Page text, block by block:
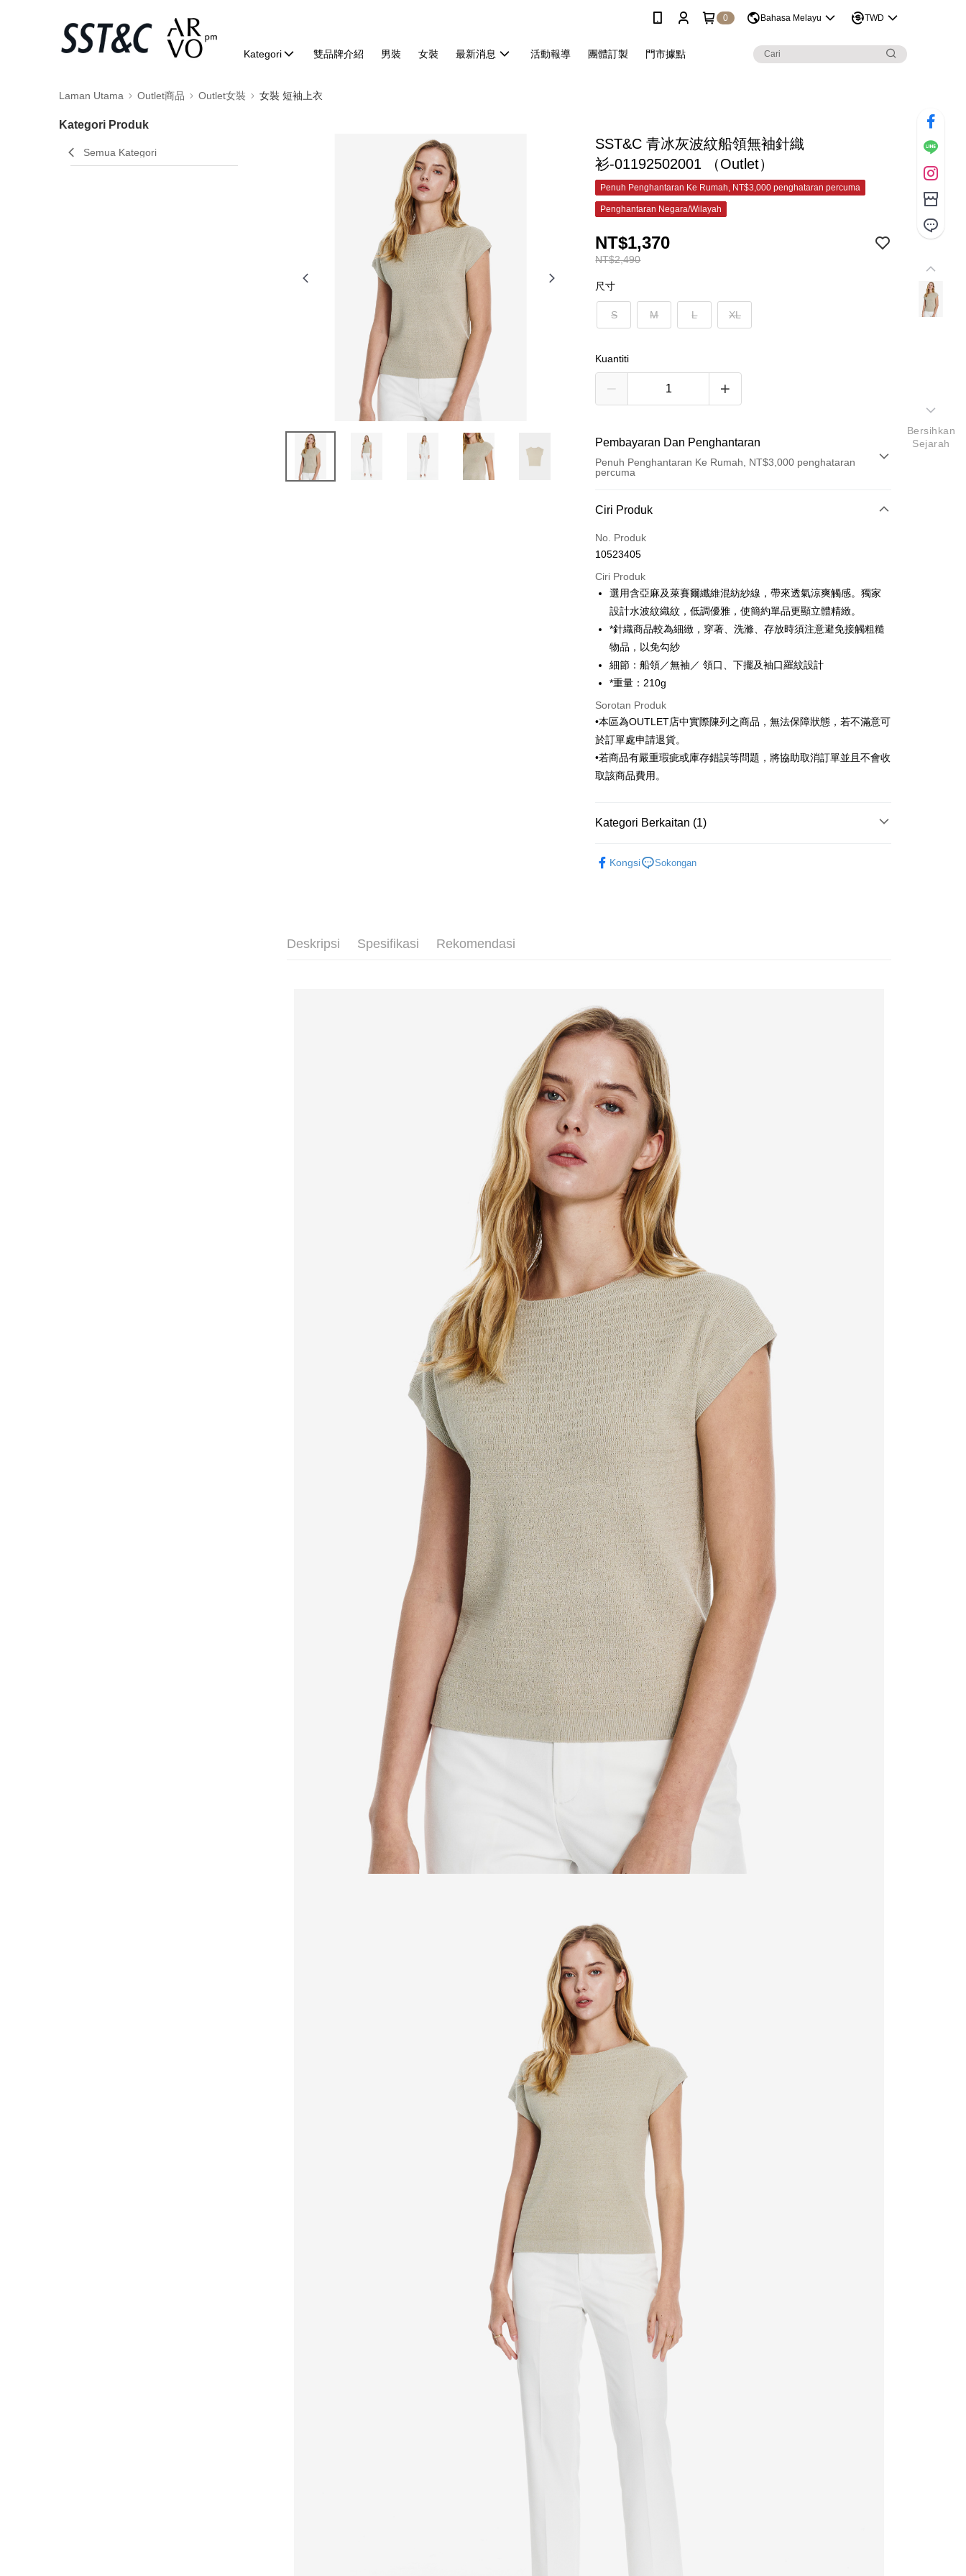
0 Bahasa Melayu TWD
Kategori 雙品牌介紹 男裝 女裝 最新消息 活動報導 團體訂製 門市據點
Laman Utama Outlet商品 Outlet女裝 女裝 短袖上衣
Kategori Produk
Semua Kategori
SST&C 青冰灰波紋船領無袖針織
衫-01192502001 （Outlet）
Penuh Penghantaran Ke Rumah, NT$3,000 penghataran percuma
Penghantaran Negara/Wilayah
NT$2,490
NT$1,370
尺寸
S M L XL
Kuantiti
Pembayaran Dan Penghantaran
Penuh Penghantaran Ke Rumah, NT$3,000 penghataran
percuma
Kaedah Pembayaran
Kad Kredit (Bayaran Penuh)
Ansuran Kad Kredit
3 ansuran pada kadar faedah 0,
21 Bank
Taiwan Cooperative Bank
Bank Komersial Pertama
Bank
Bank
The Shanghai
Commercial & Savings
Bank
Fubon
Taiwan Business Bank
Taichung Commercial
HSBC Bank (Taiwan)
Limited
Hwatai Bank
Yuanta Commercial Bank
Bank Komersial E.SUN
Taishin
6 ansuran pada kadar faedah 0, NT$228
setiap
ansuran
21 Bank
Taiwan Cooperative Bank
Hua Nan Commercial Bank
Chang Hwa Commercial Bank
Savings Bank
Bank Cathay United
Bank
Taiwan Business Bank
Union Bank of Taiwan
Far Eastern International Bank
Yuanta Commercial Bank
Syarikat Kad Kredit Rakuten
LINE Pay
JKOPAY
Easy Wallet
Google Pay
Pemindahan ATM
Pilihan Penghantaran
NT$120/pesanan | Penghantaran percuma untuk pesanan
Ciri Produk
No. Produk
10523405
Ciri Produk
選用含亞麻及萊賽爾纖維混紡紗線，帶來透氣涼爽觸感。獨家
設計水波紋織紋，低調優雅，使簡約單品更顯立體精緻。
*針織商品較為細緻，穿著、洗滌、存放時須注意避免接觸粗糙
物品，以免勾紗
細節：船領／無袖／ 領口、下擺及袖口羅紋設計
*重量：210g
Sorotan Produk
•本區為OUTLET店中實際陳列之商品，無法保障狀態，若不滿意可
於訂單處申請退貨。
•若商品有嚴重瑕疵或庫存錯誤等問題，將協助取消訂單並且不會收
取該商品費用。
Kategori Berkaitan (1)
Kongsi
Sokongan
Deskripsi Spesifikasi Rekomendasi
Bersihkan
Sejarah